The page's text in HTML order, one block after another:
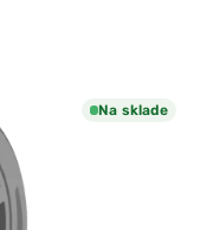
Na sklade